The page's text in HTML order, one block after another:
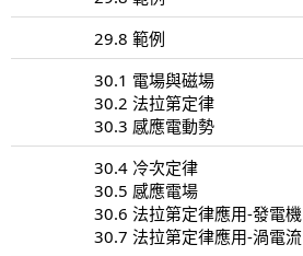
29.8 範例
30.1 電場與磁場
30.2 法拉第定律
30.3 感應電動勢
30.4 冷次定律
30.5 感應電場
30.6 法拉第定律應用-發電機
30.7 法拉第定律應用-渦電流